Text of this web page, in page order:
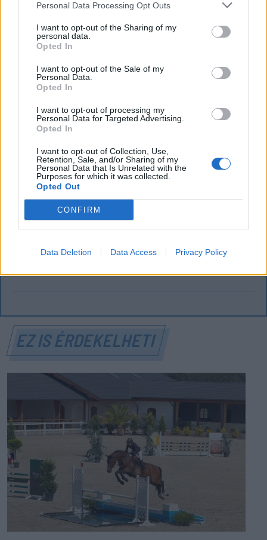
Personal Data Processing Opt Outs
I want to opt-out of the Sharing of my
personal data.
Opted In
I want to opt-out of the Sale of my
Personal Data.
Opted In
I want to opt-out of processing my
Personal Data for Targeted Advertising.
Opted In
I want to opt-out of Collection, Use,
Retention, Sale, and/or Sharing of my
Personal Data that Is Unrelated with the
Purposes for which it was collected.
Opted Out
CONFIRM
Data Deletion Data Access Privacy Policy
FŐTÉR
„A Kárpátok szimbólumát egy gyűlölt,
kártékony, kóborló vadállattá
züllesztette a politikum”
A medveproblémára egyetlen valódi megoldás
létezik, az állomány visszalövése az optimális
létszámra. Birtalan István gyergyószentmiklósi
vadásszal beszélgettünk, nemcsak a medvékről.
EZ IS ÉRDEKELHETI